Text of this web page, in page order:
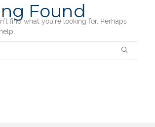
Found
find what you’re looking for. Perhaps